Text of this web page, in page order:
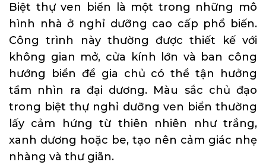
Biệt thự ven biển là một trong những mô
hình nhà ở nghỉ dưỡng cao cấp phổ biến.
Công trình này thường được thiết kế với
không gian mở, cửa kính lớn và ban công
hướng biển để gia chủ có thể tận hưởng
tầm nhìn ra đại dương. Màu sắc chủ đạo
trong biệt thự nghỉ dưỡng ven biển thường
lấy cảm hứng từ thiên nhiên như trắng,
xanh dương hoặc be, tạo nên cảm giác nhẹ
nhàng và thư giãn.